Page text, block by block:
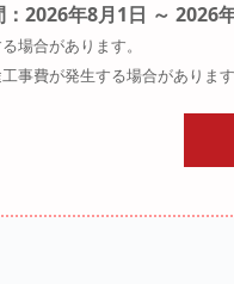
2026年8月1日 ～ 2026
場合があります。
事費が発生する場合があります